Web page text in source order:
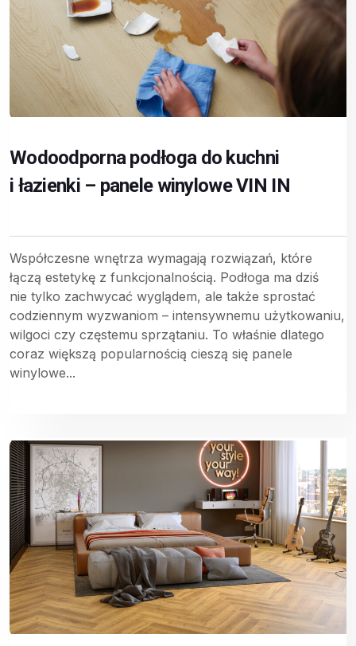
Wodoodporna podłoga do kuchni
i łazienki – panele winylowe VIN IN
Współczesne wnętrza wymagają rozwiązań, które
łączą estetykę z funkcjonalnością. Podłoga ma dziś
nie tylko zachwycać wyglądem, ale także sprostać
codziennym wyzwaniom – intensywnemu użytkowaniu,
wilgoci czy częstemu sprzątaniu. To właśnie dlatego
coraz większą popularnością cieszą się panele
winylowe...